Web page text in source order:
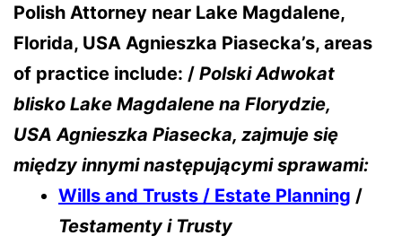
Polish Attorney near Lake Magdalene,
Florida, USA Agnieszka Piasecka’s, areas
of practice include: / Polski Adwokat
blisko Lake Magdalene na Florydzie,
USA Agnieszka Piasecka, zajmuje się
między innymi następującymi sprawami:
Wills and Trusts / Estate Planning /
Testamenty i Trusty